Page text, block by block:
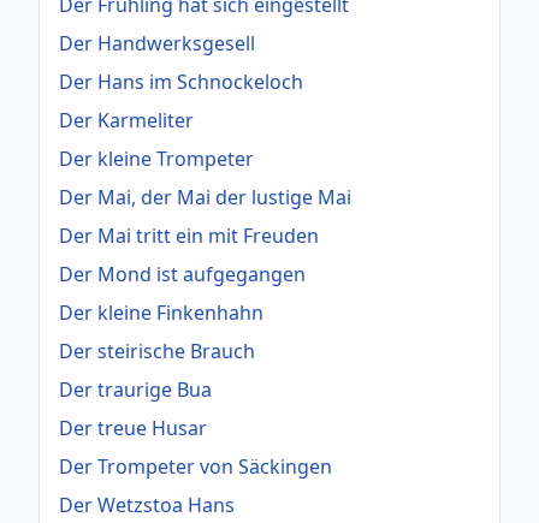
Der Frühling hat sich eingestellt
Der Handwerksgesell
Der Hans im Schnockeloch
Der Karmeliter
Der kleine Trompeter
Der Mai, der Mai der lustige Mai
Der Mai tritt ein mit Freuden
Der Mond ist aufgegangen
Der kleine Finkenhahn
Der steirische Brauch
Der traurige Bua
Der treue Husar
Der Trompeter von Säckingen
Der Wetzstoa Hans